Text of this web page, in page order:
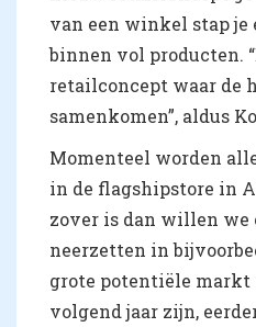
van een winkel stap
binnen vol producten.
retailconcept waar de
samenkomen”, aldus
Momenteel worden
in de flagshipstore in
zover is dan willen we
neerzetten in
grote potentiële markt
volgend jaar zijn,